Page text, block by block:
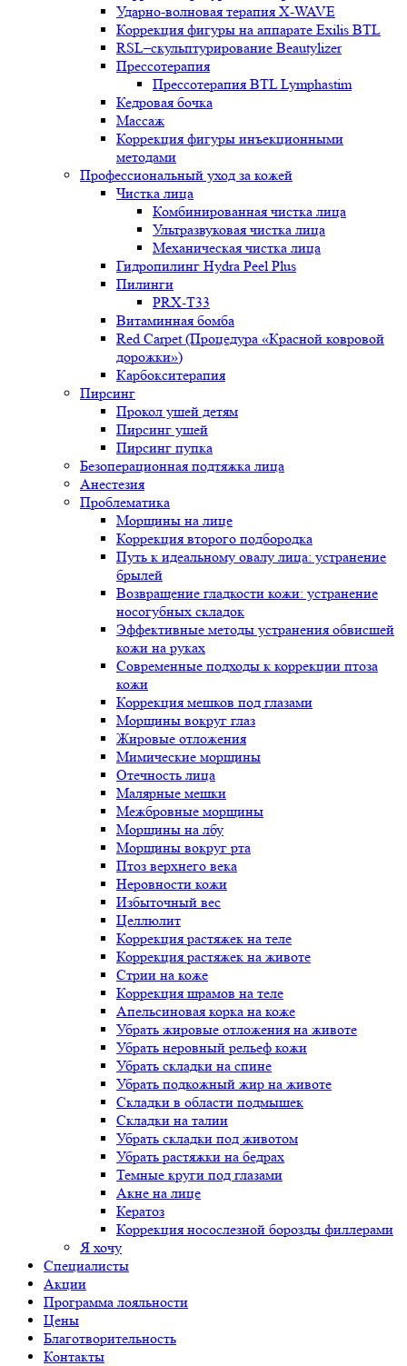
Ударно-волновая терапия X-WAVE
Коррекция фигуры на аппарате Exilis BTL
RSL–скульптурирование Beautylizer
Прессотерапия
Прессотерапия BTL Lymphastim
Кедровая бочка
Массаж
Коррекция фигуры инъекционными
методами
Профессиональный уход за кожей
Чистка лица
Комбинированная чистка лица
Ультразвуковая чистка лица
Механическая чистка лица
Гидропилинг Hydra Peel Plus
Пилинги
PRX-T33
Витаминная бомба
Red Carpet (Процедура «Красной ковровой
дорожки»)
Карбокситерапия
Пирсинг
Прокол ушей детям
Пирсинг ушей
Пирсинг пупка
Безоперационная подтяжка лица
Анестезия
Проблематика
Морщины на лице
Коррекция второго подбородка
Путь к идеальному овалу лица: устранение
брылей
Возвращение гладкости кожи: устранение
носогубных складок
Эффективные методы устранения обвисшей
кожи на руках
Современные подходы к коррекции птоза
кожи
Коррекция мешков под глазами
Морщины вокруг глаз
Жировые отложения
Мимические морщины
Отечность лица
Малярные мешки
Межбровные морщины
Морщины на лбу
Морщины вокруг рта
Птоз верхнего века
Неровности кожи
Избыточный вес
Целлюлит
Коррекция растяжек на теле
Коррекция растяжек на животе
Стрии на коже
Коррекция шрамов на теле
Апельсиновая корка на коже
Убрать жировые отложения на животе
Убрать неровный рельеф кожи
Убрать складки на спине
Убрать подкожный жир на животе
Складки в области подмышек
Складки на талии
Убрать складки под животом
Убрать растяжки на бедрах
Темные круги под глазами
Акне на лице
Кератоз
Коррекция носослезной борозды филлерами
Я хочу
Специалисты
Акции
Программа лояльности
Цены
Благотворительность
Контакты